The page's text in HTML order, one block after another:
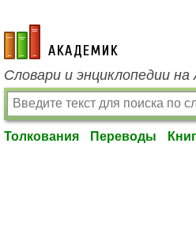
academic.ru
Словари и энциклопедии на
Толкования Переводы